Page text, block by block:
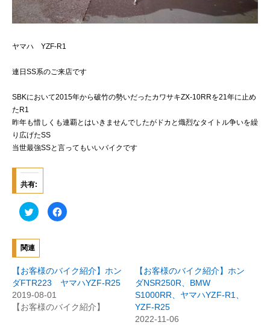
ヤマハ YZF-R1
連日SS系のご来店です
SBKにおいて2015年から破竹の勢いだったカワサキZX-10RRを21年に止め
たR1
昨年も惜しくも連覇とはいきませんでしたがドカと熾烈なタイトル争いを繰
り広げたSS
当世最強SSと言ってもいいバイクです
共有:
ク
リ
し
て
T
w
i
t
t
e
r
で
共
F
a
で
共
有
す
に
は
関連
【お客様のバイク紹介】ホン
ダFTR223 ヤマハYZF-R25
2019-08-01
【お客様のバイク紹介】
【お客様のバイク紹介】ホン
ダNSR250R、BMW
S1000RR、ヤマハYZF-R1、
YZF-R25
2022-11-06